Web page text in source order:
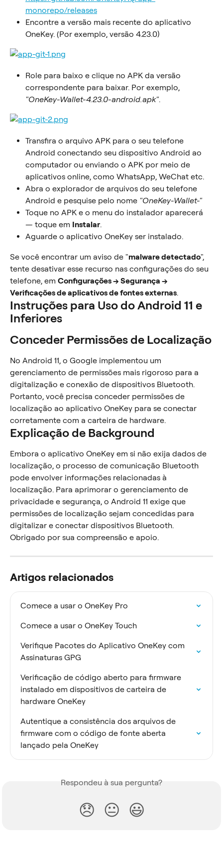
monorepo/releases
Encontre a versão mais recente do aplicativo
OneKey. (Por exemplo, versão 4.23.0)
Role para baixo e clique no APK da versão
correspondente para baixar. Por exemplo,
"OneKey-Wallet-4.23.0-android.apk".
Transfira o arquivo APK para o seu telefone
Android conectando seu dispositivo Android ao
computador ou enviando o APK por meio de
aplicativos online, como WhatsApp, WeChat etc.
Abra o explorador de arquivos do seu telefone
Android e pesquise pelo nome "OneKey-Wallet-"
Toque no APK e o menu do instalador aparecerá
— toque em Instalar.
Aguarde o aplicativo OneKey ser instalado.
Se você encontrar um aviso de "malware detectado",
tente desativar esse recurso nas configurações do seu
telefone, em Configurações → Segurança →
Verificações de aplicativos de fontes externas.
Instruções para Uso do Android 11 e
Inferiores
Conceder Permissões de Localização
No Android 11, o Google implementou um
gerenciamento de permissões mais rigoroso para a
digitalização e conexão de dispositivos Bluetooth.
Portanto, você precisa conceder permissões de
localização ao aplicativo OneKey para se conectar
corretamente com a carteira de hardware.
Explicação de Background
Embora o aplicativo OneKey em si não exija dados de
localização, o processo de comunicação Bluetooth
pode envolver informações relacionadas à
localização. Para aprimorar o gerenciamento de
privacidade e segurança, o Android 11 exige que
permissões de localização sejam concedidas para
digitalizar e conectar dispositivos Bluetooth.
Obrigado por sua compreensão e apoio.
Artigos relacionados
Comece a usar o OneKey Pro
Comece a usar o OneKey Touch
Verifique Pacotes do Aplicativo OneKey com
Assinaturas GPG
Verificação de código aberto para firmware
instalado em dispositivos de carteira de
hardware OneKey
Autentique a consistência dos arquivos de
firmware com o código de fonte aberta
lançado pela OneKey
Respondeu à sua pergunta?
😞 😐 😃